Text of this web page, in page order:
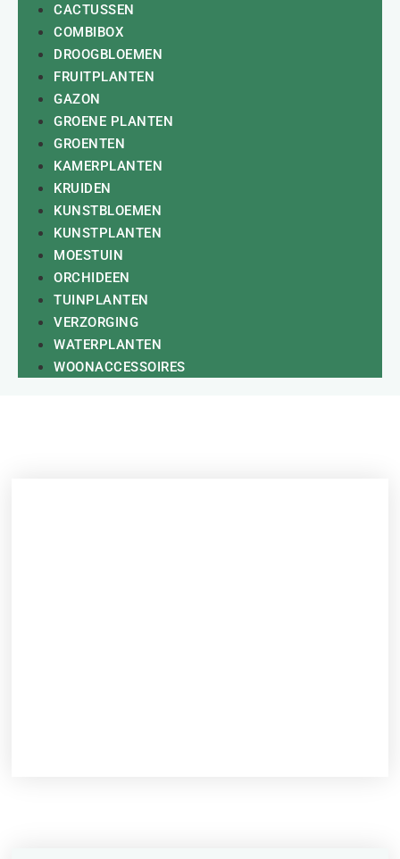
CACTUSSEN
COMBIBOX
DROOGBLOEMEN
FRUITPLANTEN
GAZON
GROENE PLANTEN
GROENTEN
KAMERPLANTEN
KRUIDEN
KUNSTBLOEMEN
KUNSTPLANTEN
MOESTUIN
ORCHIDEEN
TUINPLANTEN
VERZORGING
WATERPLANTEN
WOONACCESSOIRES